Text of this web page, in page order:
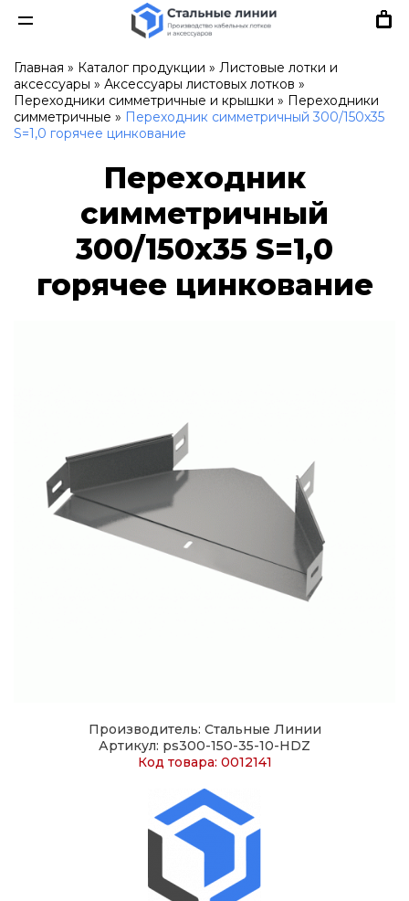
Главная » Каталог продукции » Листовые лотки и
аксессуары » Аксессуары листовых лотков »
Переходники симметричные и крышки » Переходники
симметричные » Переходник симметричный 300/150х35
S=1,0 горячее цинкование
Переходник
симметричный
300/150х35 S=1,0
горячее цинкование
Производитель: Стальные Линии
Артикул: ps300-150-35-10-HDZ
Код товара: 0012141